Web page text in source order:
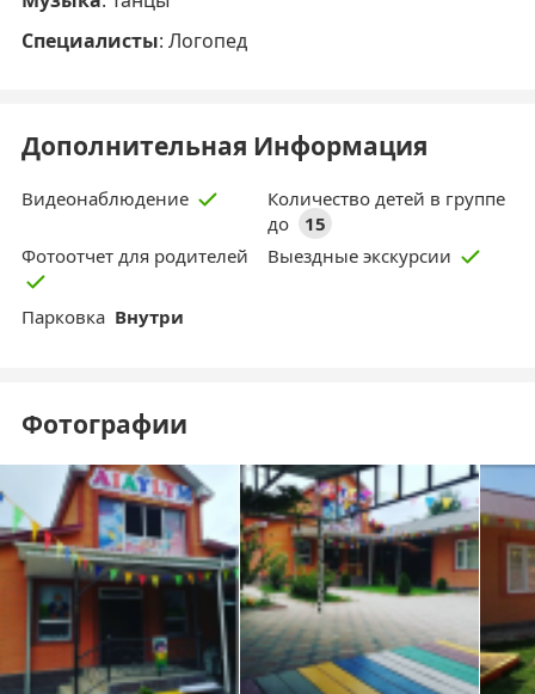
Специалисты: Логопед
Дополнительная Информация
Видеонаблюдение
Количество детей в группе
до
15
Фотоотчет для родителей
Выездные экскурсии
Парковка Внутри
Фотографии